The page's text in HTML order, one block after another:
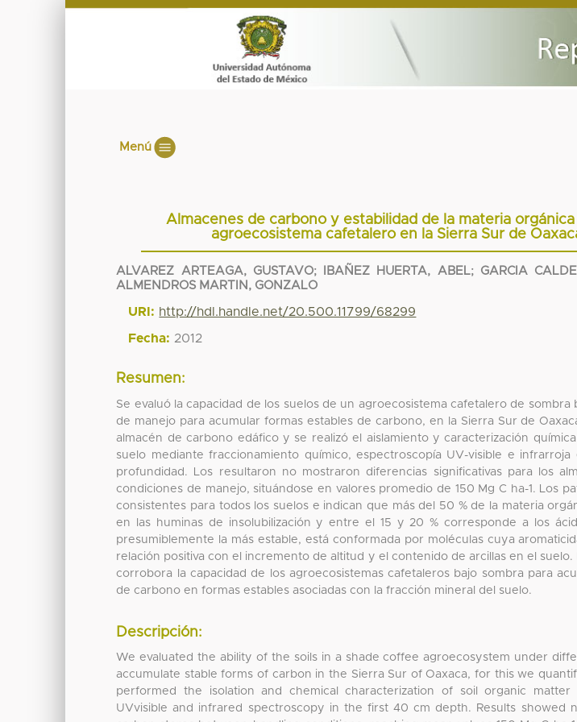
Menú
Almacenes de carbono y estabilidad de la materia
agroecosistema cafetalero en la Sierra Sur de
ALVAREZ ARTEAGA, GUSTAVO; IBAÑEZ HUERTA, ABEL; GARCIA
ALMENDROS MARTIN, GONZALO
URI: http://hdl.handle.net/20.500.11799/68299
Fecha: 2012
Resumen:
Se evaluó la capacidad de los suelos de un agroecosistema cafetalero de
de manejo para acumular formas estables de carbono, en la Sierra Sur de
almacén de carbono edáfico y se realizó el aislamiento y caracterización
suelo mediante fraccionamiento químico, espectroscopía UV-visible e
profundidad. Los resultaron no mostraron diferencias significativas para los
condiciones de manejo, situándose en valores promedio de 150 Mg C ha-1. Los
consistentes para todos los suelos e indican que más del 50 % de la materia
en las huminas de insolubilización y entre el 15 y 20 % corresponde a los
presumiblemente la más estable, está conformada por moléculas cuya
relación positiva con el incremento de altitud y el contenido de arcillas en el
corrobora la capacidad de los agroecosistemas cafetaleros bajo sombra para
de carbono en formas estables asociadas con la fracción mineral del suelo.
Descripción:
We evaluated the ability of the soils in a shade coffee agroecosystem under
accumulate stable forms of carbon in the Sierra Sur of Oaxaca, for this we
performed the isolation and chemical characterization of soil organic matter
UVvisible and infrared spectroscopy in the first 40 cm depth. Results showed